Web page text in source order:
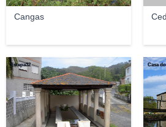
Cangas
Estepa32 Casa